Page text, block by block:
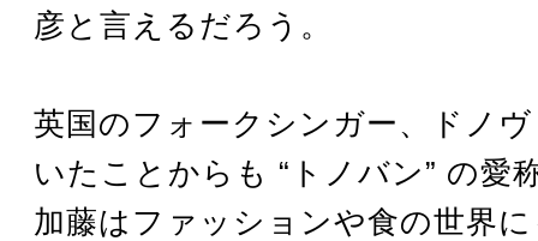
彦と言えるだろう。
英国のフォークシンガー、ドノ
いたことからも “トノバン” の愛
加藤はファッションや食の世界